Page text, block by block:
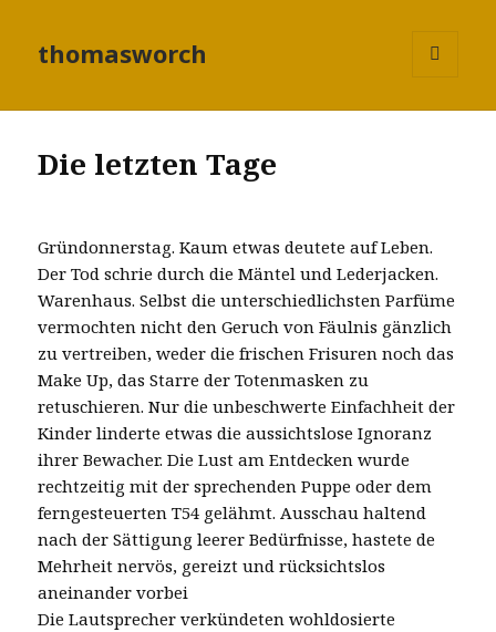
thomasworch
Die letzten Tage
Gründonnerstag. Kaum etwas deutete auf Leben.
Der Tod schrie durch die Mäntel und Lederjacken.
Warenhaus. Selbst die unterschiedlichsten Parfüme
vermochten nicht den Geruch von Fäulnis gänzlich
zu vertreiben, weder die frischen Frisuren noch das
Make Up, das Starre der Totenmasken zu
retuschieren. Nur die unbeschwerte Einfachheit der
Kinder linderte etwas die aussichtslose Ignoranz
ihrer Bewacher. Die Lust am Entdecken wurde
rechtzeitig mit der sprechenden Puppe oder dem
ferngesteuerten T54 gelähmt. Ausschau haltend
nach der Sättigung leerer Bedürfnisse, hastete de
Mehrheit nervös, gereizt und rücksichtslos
aneinander vorbei
Die Lautsprecher verkündeten wohldosierte